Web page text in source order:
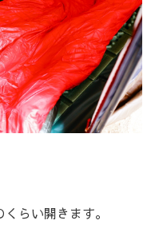
らい開きます。